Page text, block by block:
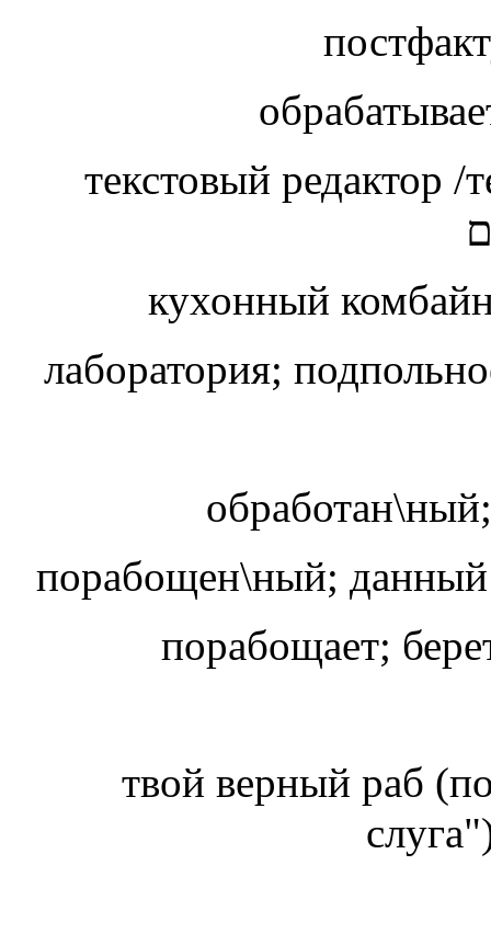
текстовый редактор /
кухонный
лаборатория;
порабощен\ный;
порабощает;
твой верный раб